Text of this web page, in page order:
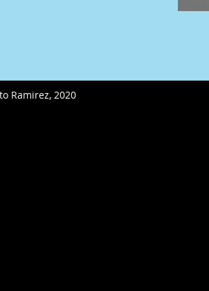
Ramirez, 2020